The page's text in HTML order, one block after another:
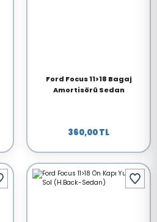
Ford Focus 11>18 Bagaj
Amortisörü Sedan
360,00 TL